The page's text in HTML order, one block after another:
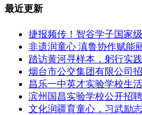
最近更新
捷报频传！智谷学子国家
非遗润童心 滇鲁协作赋能
踏访黄河寻样本，躬行实
烟台市公交集团有限公司
昌乐一中英才实验学校生
滨州国昌实验学校公开招
文化润疆育童心，习武励